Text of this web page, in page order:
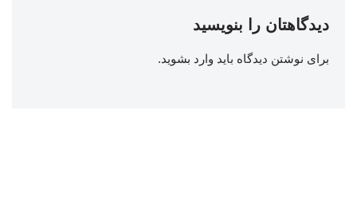
دیدگاهتان را بنویسید
برای نوشتن دیدگاه باید وارد بشوید.